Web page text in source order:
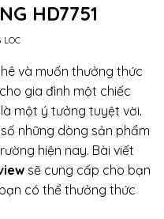
HD7751
LOC
và muốn thưởng thức
gia đình một chiếc
một ý tưởng tuyệt vời.
những dòng sản phẩm
hiện nay. Bài viết
sẽ cung cấp cho bạn
có thể thưởng thức